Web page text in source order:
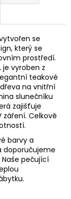
se
který se
prostředí.
je vyroben z
teakové
na vnitřní
slunečníku
zajišťuje
Celkově
barvy a
doporučujeme
pečující